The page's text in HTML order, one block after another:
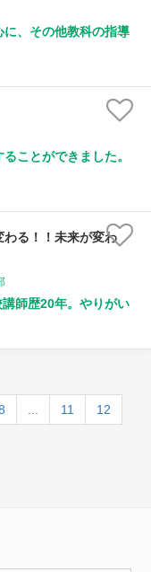
、その他教科の指導
ことができました。
わる！！未来が変わ
師歴20年。やりがい
11 12